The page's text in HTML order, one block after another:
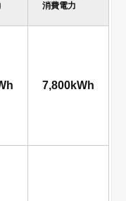
消費電力
7,800kWh